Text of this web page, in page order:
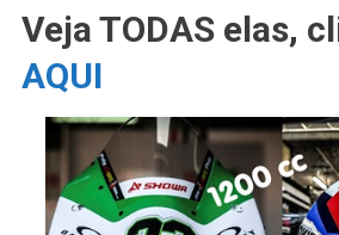
Veja TODAS elas,
AQUI